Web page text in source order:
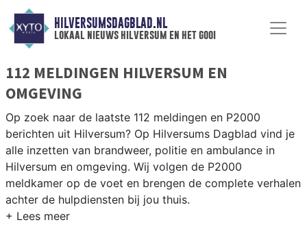
HILVERSUMSDAGBLAD.NL
lokaal nieuws hilversum en het gooi
112 MELDINGEN HILVERSUM EN
OMGEVING
Op zoek naar de laatste 112 meldingen en P2000
berichten uit Hilversum? Op Hilversums Dagblad vind je
alle inzetten van brandweer, politie en ambulance in
Hilversum en omgeving. Wij volgen de P2000
meldkamer op de voet en brengen de complete verhalen
achter de hulpdiensten bij jou thuis.